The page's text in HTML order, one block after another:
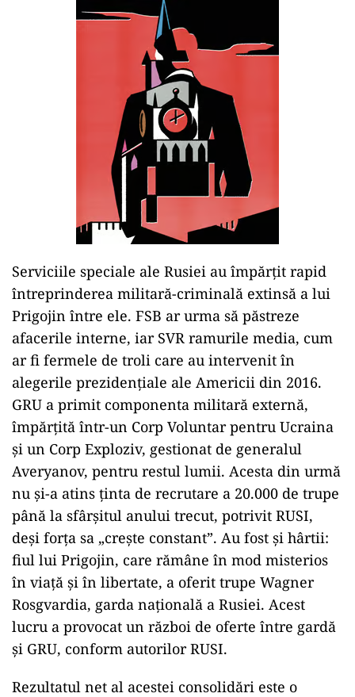
Serviciile speciale ale Rusiei au împărțit rapid
întreprinderea militară-criminală extinsă a lui
Prigojin între ele. FSB ar urma să păstreze
afacerile interne, iar SVR ramurile media, cum
ar fi fermele de troli care au intervenit în
alegerile prezidențiale ale Americii din 2016.
GRU a primit componenta militară externă,
împărțită într-un Corp Voluntar pentru Ucraina
și un Corp Exploziv, gestionat de generalul
Averyanov, pentru restul lumii. Acesta din urmă
nu și-a atins ținta de recrutare a 20.000 de trupe
până la sfârșitul anului trecut, potrivit RUSI,
deși forța sa „crește constant”. Au fost și hârtii:
fiul lui Prigojin, care rămâne în mod misterios
în viață și în libertate, a oferit trupe Wagner
Rosgvardia, garda națională a Rusiei. Acest
lucru a provocat un război de oferte între gardă
și GRU, conform autorilor RUSI.
Rezultatul net al acestei consolidări este o